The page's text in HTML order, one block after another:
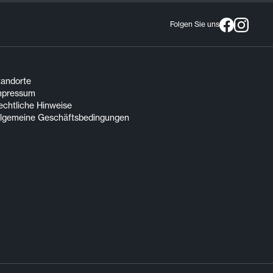
Folgen Sie uns
Hinweise
Geschäftsbedingungen